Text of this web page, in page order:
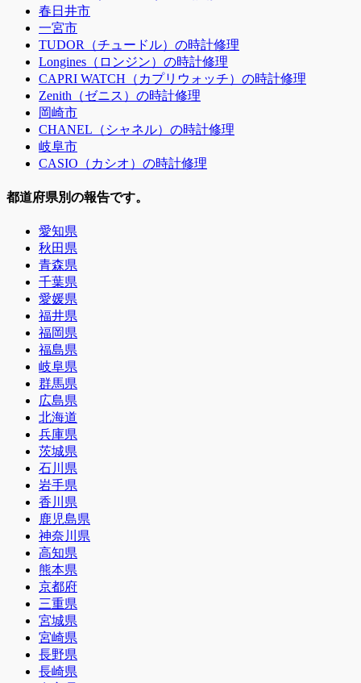
春日井市
一宮市
TUDOR（チュードル）の時計修理
Longines（ロンジン）の時計修理
CAPRI WATCH（カプリウォッチ）の時計修理
Zenith（ゼニス）の時計修理
岡崎市
CHANEL（シャネル）の時計修理
岐阜市
CASIO（カシオ）の時計修理
都道府県別の報告です。
愛知県
秋田県
青森県
千葉県
愛媛県
福井県
福岡県
福島県
岐阜県
群馬県
広島県
北海道
兵庫県
茨城県
石川県
岩手県
香川県
鹿児島県
神奈川県
高知県
熊本県
京都府
三重県
宮城県
宮崎県
長野県
長崎県